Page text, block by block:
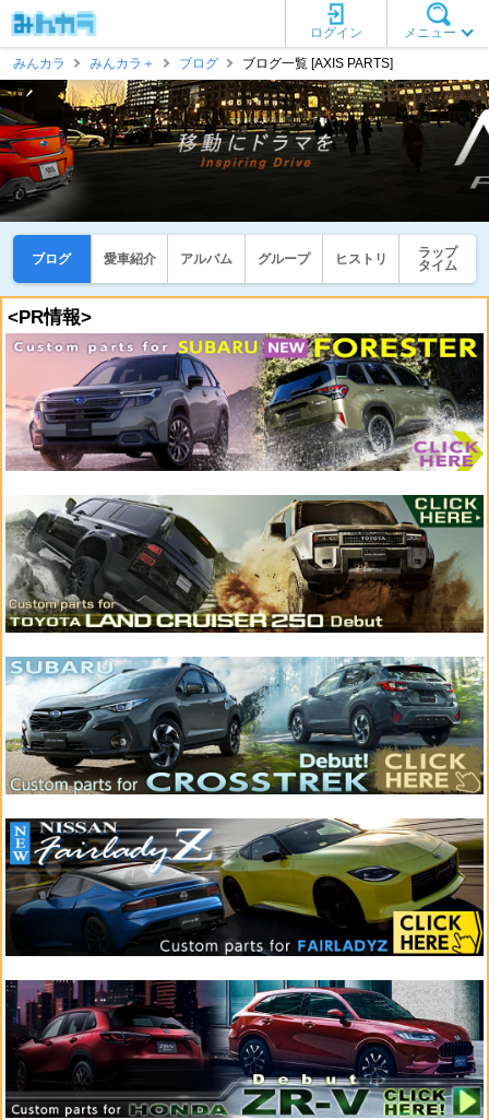
メニュー
ログイン
みんカラ
みんカラ＋ ブログ ブログ一覧 [AXIS PARTS]
ブログ 愛車紹介 アルバム グループ ヒストリ
ラップ
タイム
<PR情報>